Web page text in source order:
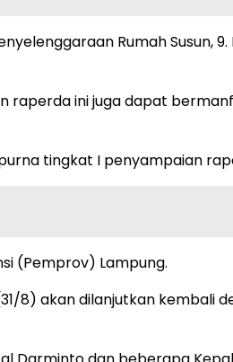
Rumah Susun,
raperda ini juga dapat
tingkat I penyampaian
(Pemprov) Lampung.
8) akan dilanjutkan kembali